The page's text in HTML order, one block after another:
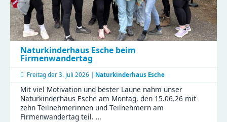
Naturkinderhaus Esche beim
Firmenwandertag
Freitag der 3. Juli 2026 | Naturkinderhaus Esche
Mit viel Motivation und bester Laune nahm unser
Naturkinderhaus Esche am Montag, den 15.06.26 mit
zehn Teilnehmerinnen und Teilnehmern am
Firmenwandertag teil. …